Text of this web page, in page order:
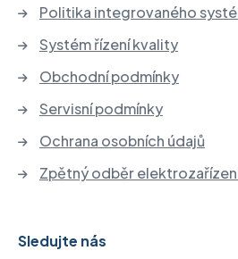
Politika integrovaného
Systém řízení kvality
Obchodní podmínky
Servisní podmínky
Ochrana osobních údajů
Zpětný odběr
Sledujte nás